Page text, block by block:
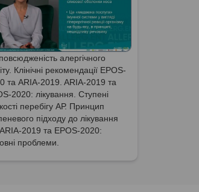
алергічного
Клінічні рекомендації EPOS-
та ARIA-2019. ARIA-2019 та
2020: лікування. Ступені
перебігу АР. Принцип
підходу до лікування
2019 та EPOS-2020:
проблеми.